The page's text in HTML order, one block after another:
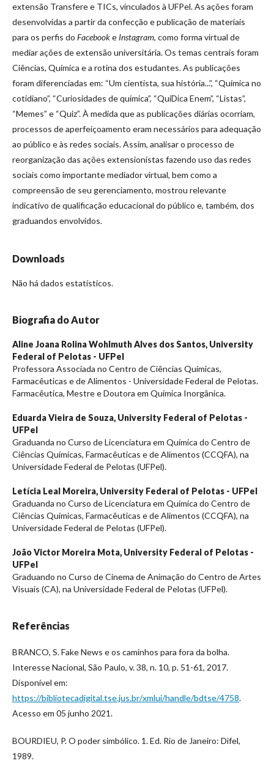
extensão Transfere e TICs, vinculados à UFPel. As ações foram
desenvolvidas a partir da confecção e publicação de materiais
para os perfis do Facebooke Instagram, como forma virtual de
mediar ações de extensão universitária. Os temas centrais foram
Ciências, Química e a rotina dos estudantes. As publicações
foram diferenciadas em: “Um cientista, sua história...”, “Química no
cotidiano”, “Curiosidades de química”, “QuíDica Enem”, “Listas”,
“Memes” e “Quiz”. À medida que as publicações diárias ocorriam,
processos de aperfeiçoamento eram necessários para adequação
ao público e às redes sociais. Assim, analisar o processo de
reorganização das ações extensionistas fazendo uso das redes
sociais como importante mediador virtual, bem como a
compreensão de seu gerenciamento, mostrou relevante
indicativo de qualificação educacional do público e, também, dos
graduandos envolvidos.
Downloads
Não há dados estatísticos.
Biografia do Autor
Aline Joana Rolina Wohlmuth Alves dos Santos, University
Federal of Pelotas - UFPel
Professora Associada no Centro de Ciências Químicas,
Farmacêuticas e de Alimentos - Universidade Federal de Pelotas.
Farmacêutica, Mestre e Doutora em Química Inorgânica.
Eduarda Vieira de Souza, University Federal of Pelotas -
UFPel
Graduanda no Curso de Licenciatura em Química do Centro de
Ciências Químicas, Farmacêuticas e de Alimentos (CCQFA), na
Universidade Federal de Pelotas (UFPel).
Letícia Leal Moreira, University Federal of Pelotas - UFPel
Graduanda no Curso de Licenciatura em Química do Centro de
Ciências Químicas, Farmacêuticas e de Alimentos (CCQFA), na
Universidade Federal de Pelotas (UFPel).
João Victor Moreira Mota, University Federal of Pelotas -
UFPel
Graduando no Curso de Cinema de Animação do Centro de Artes
Visuais (CA), na Universidade Federal de Pelotas (UFPel).
Referências
BRANCO, S. Fake News e os caminhos para fora da bolha.
Interesse Nacional, São Paulo, v. 38, n. 10, p. 51-61, 2017.
Disponível em:
https://bibliotecadigital.tse.jus.br/xmlui/handle/bdtse/4758.
Acesso em 05 junho 2021.
BOURDIEU, P. O poder simbólico. 1. Ed. Rio de Janeiro: Difel,
1989.